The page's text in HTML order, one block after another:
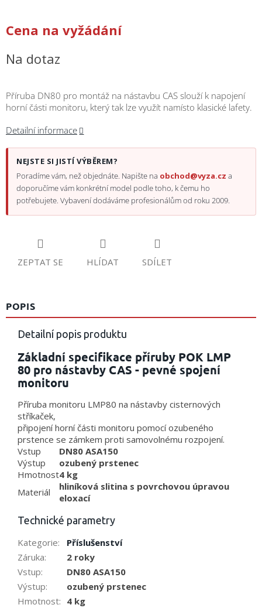
Přihlášení
Cena na vyžádání
Na dotaz
Příruba DN80 pro montáž na nástavbu CAS slouží k napojení
horní části monitoru, který tak lze využít namísto klasické lafety.
Detailní informace
NEJSTE SI JISTÍ VÝBĚREM?
Poradíme vám, než objednáte. Napište na obchod@vyza.cz a
doporučíme vám konkrétní model podle toho, k čemu ho
potřebujete. Vybavení dodáváme profesionálům od roku 2009.
ZEPTAT SE HLÍDAT SDÍLET
POPIS
Detailní popis produktu
Základní specifikace příruby POK LMP
80 pro nástavby CAS - pevné spojení
monitoru
Příruba monitoru LMP80 na nástavby cisternových
stříkaček,
připojení horní části monitoru pomocí ozubeného
prstence se zámkem proti samovolnému rozpojení.
Vstup
DN80 ASA150
Výstup
ozubený prstenec
Hmotnost4 kg
Materiál
hliníková slitina s povrchovou úpravou
eloxací
Technické parametry
Kategorie:
Příslušenství
Záruka:
2 roky
Vstup:
DN80 ASA150
Výstup:
ozubený prstenec
Hmotnost: 4 kg